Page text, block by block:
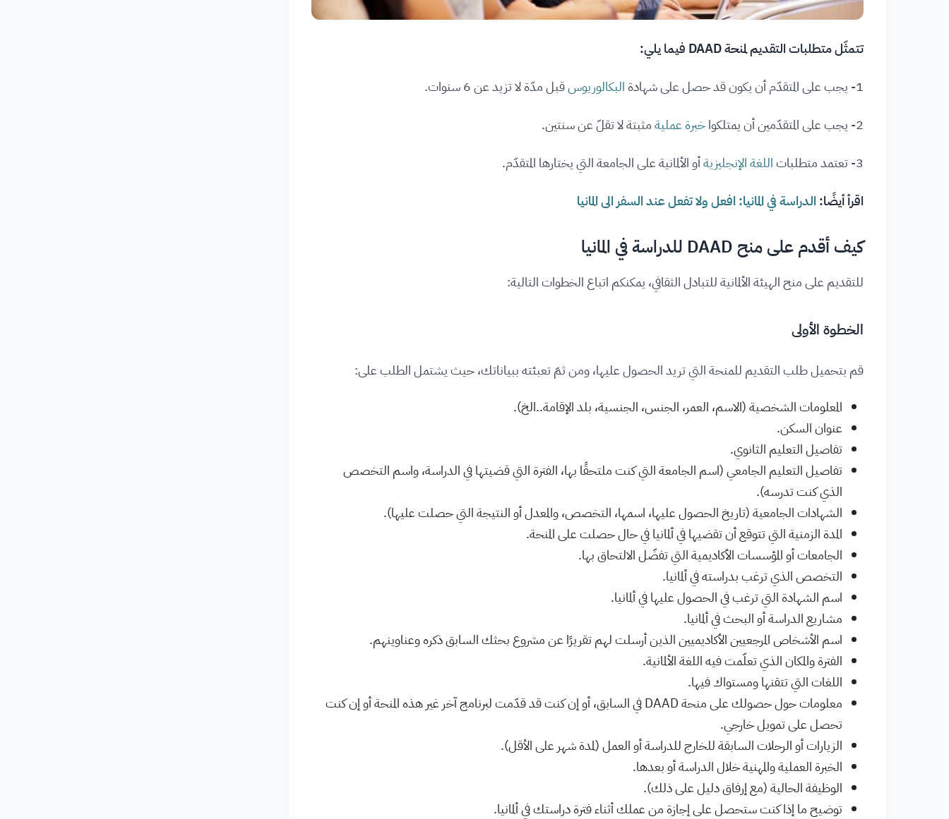
تتمثّل متطلبات التقديم لمنحة DAAD فيما يلي:
1- يجب على المتقدّم أن يكون قد حصل على شهادة
البكالوريوسقبل مدّة لا تزيد عن 6 سنوات.
2- يجب على المتقدّمين أن يمتلكوا
خبرة عمليةمثبتة لا تقلّ عن سنتين.
3- تعتمد متطلبات
اللغة الإنجليزيةأو الألمانية على الجامعة التي يختارها المتقدّم.
اقرأ أيضًا: الدراسة في المانيا: افعل ولا تفعل عند السفر الى المانيا
كيف أقدم على منح DAAD للدراسة في المانيا
للتقديم على منح الهيئة الألمانية للتبادل الثقافي، يمكنكم اتباع الخطوات التالية:
الخطوة الأولى
قم بتحميل طلب التقديم للمنحة التي تريد الحصول عليها، ومن ثمّ تعبئته ببياناتك، حيث يشتمل الطلب على:
المعلومات الشخصية (الاسم، العمر، الجنس، الجنسية، بلد الإقامة..الخ).
عنوان السكن.
تفاصيل التعليم الثانوي.
تفاصيل التعليم الجامعي (اسم الجامعة التي كنت ملتحقًا بها، الفترة التي قضيتها في الدراسة، واسم التخصص
الذي كنت تدرسه).
الشهادات الجامعية (تاريخ الحصول عليها، اسمها، التخصص، والمعدل أو النتيجة التي حصلت عليها).
المدة الزمنية التي تتوقع أن تقضيها في ألمانيا في حال حصلت على المنحة.
الجامعات أو المؤسسات الأكاديمية التي تفضّل الالتحاق بها.
التخصص الذي ترغب بدراسته في ألمانيا.
اسم الشهادة التي ترغب في الحصول عليها في ألمانيا.
مشاريع الدراسة أو البحث في ألمانيا.
اسم الأشخاص المرجعيين الأكاديميين الذين أرسلت لهم تقريرًا عن مشروع بحثك السابق ذكره وعناوينهم.
الفترة والمكان الذي تعلّمت فيه اللغة الألمانية.
اللغات التي تتقنها ومستواك فيها.
معلومات حول حصولك على منحة DAAD في السابق، أو إن كنت قد قدّمت لبرنامج آخر غير هذه المنحة أو إن كنت
تحصل على تمويل خارجي.
الزيارات أو الرحلات السابقة للخارج للدراسة أو العمل (لمدة شهر على الأقل).
الخبرة العملية والمهنية خلال الدراسة أو بعدها.
الوظيفة الحالية (مع إرفاق دليل على ذلك).
توضيح ما إذا كنت ستحصل على إجازة من عملك أثناء فترة دراستك في ألمانيا.